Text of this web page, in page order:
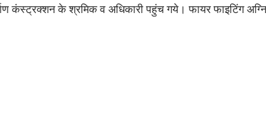
कंस्ट्रक्शन के श्रमिक व अधिकारी पहुंच गये। फायर फाइटिंग